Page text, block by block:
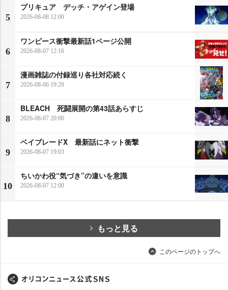
5
プリキュア デッチ・アゲイン登場
2026-08-08 12:00
6
ワンピース衝撃最新話1ページ公開
2026-08-07 12:16
7
漫画雑誌の付録巡り各社対応続く
2026-08-06 19:20
8
BLEACH 死闘展開の第43話あらすじ
2026-08-07 20:00
9
ベイブレードX 最新話にネット衝撃
2026-08-07 19:03
10
ちいかわ役“気づき”の違いを意識
2026-08-07 12:00
もっと見る
このページのトップへ